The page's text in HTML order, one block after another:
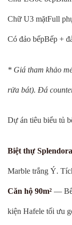
Chữ U3 mặtFull
Có đảo bếpBếp +
* Giá tham khảo
rửa bát). Đá
Dự án tiêu biểu tủ
Biệt thự Splendora
Marble trắng Ý.
Căn hộ 90m² —
kiện Hafele tối ưu